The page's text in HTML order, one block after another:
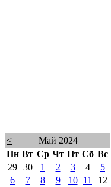
<
Май 2024
Пн Вт Ср Чт Пт Сб Вс
29 30 1 2 3 4
5
6
7 8 9 10 11
12